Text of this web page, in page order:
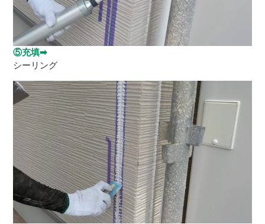
⑤充填➡
シーリング